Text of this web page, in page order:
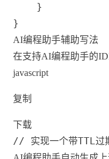
}
}
AI编程助手辅助写法
在支持AI编程助手的
javascript
复制
下载
// 实现一个带TTL